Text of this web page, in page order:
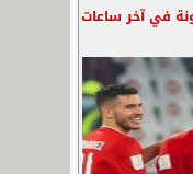
في آخر ساعات